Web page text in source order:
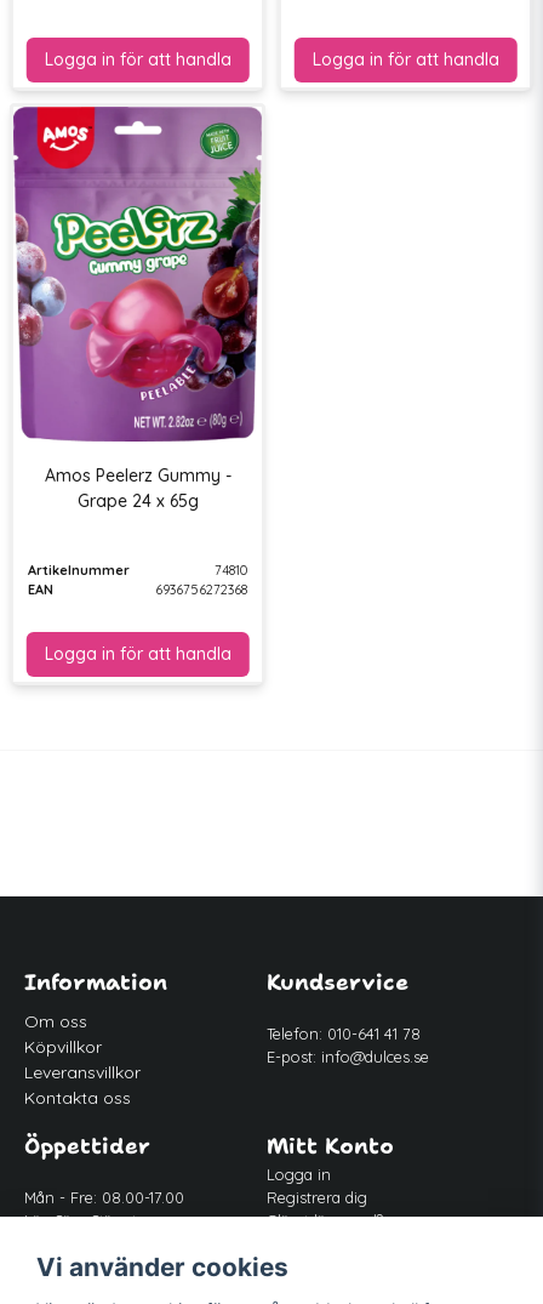
Amos Peelerz Gummy -
Grape 24 x 65g
Artikelnummer
74810
EAN
6936756272368
Information
Om oss
Köpvillkor
Leveransvillkor
Kontakta oss
Kundservice
Telefon: 010-641 41 78
E-post: info@dulces.se
Öppettider
Mån - Fre: 08.00-17.00
Lör-Sön: Stängt
Mitt Konto
Logga in
Registrera dig
Glömt lösenord?
Vi använder cookies